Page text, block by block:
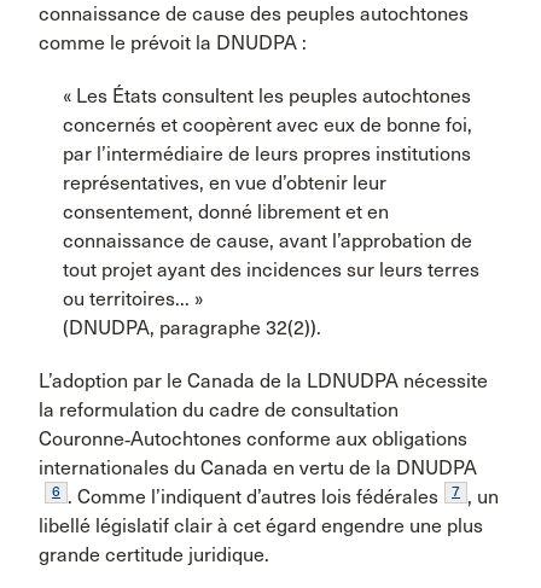
connaissance de cause des peuples autochtones
comme le prévoit la DNUDPA :
« Les États consultent les peuples autochtones
concernés et coopèrent avec eux de bonne foi,
par l’intermédiaire de leurs propres institutions
représentatives, en vue d’obtenir leur
consentement, donné librement et en
connaissance de cause, avant l’approbation de
tout projet ayant des incidences sur leurs terres
ou territoires... »
(DNUDPA, paragraphe 32(2)).
L’adoption par le Canada de la LDNUDPA nécessite
la reformulation du cadre de consultation
Couronne‑Autochtones conforme aux obligations
internationales du Canada en vertu de la DNUDPA
6 . Comme l’indiquent d’autres lois fédérales 7 , un
libellé législatif clair à cet égard engendre une plus
grande certitude juridique.